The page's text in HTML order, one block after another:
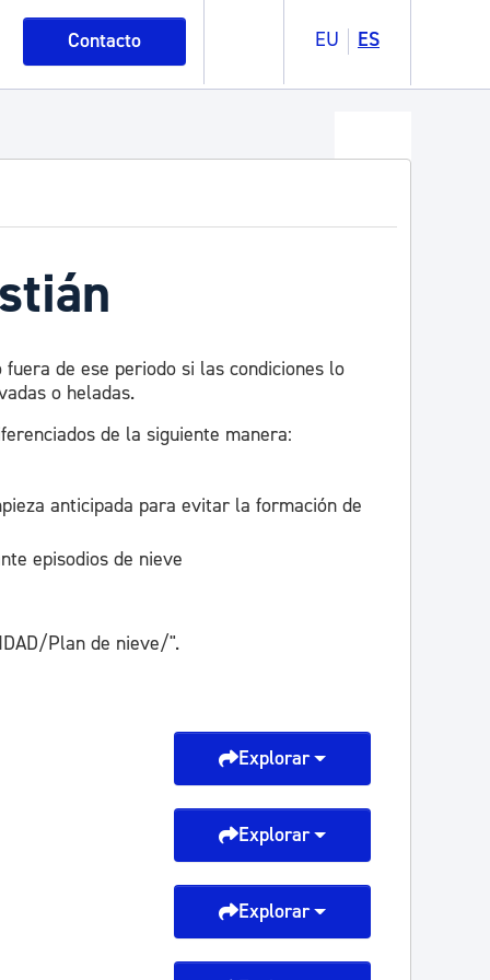
Contacto
EU ES
de ese periodo si las condiciones lo
o heladas.
de la siguiente manera:
anticipada para evitar la formación de
episodios de nieve
Plan de nieve/".
Explorar
Explorar
Explorar